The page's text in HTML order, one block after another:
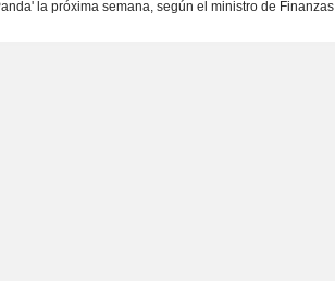
la próxima semana, según el ministro de Finanzas